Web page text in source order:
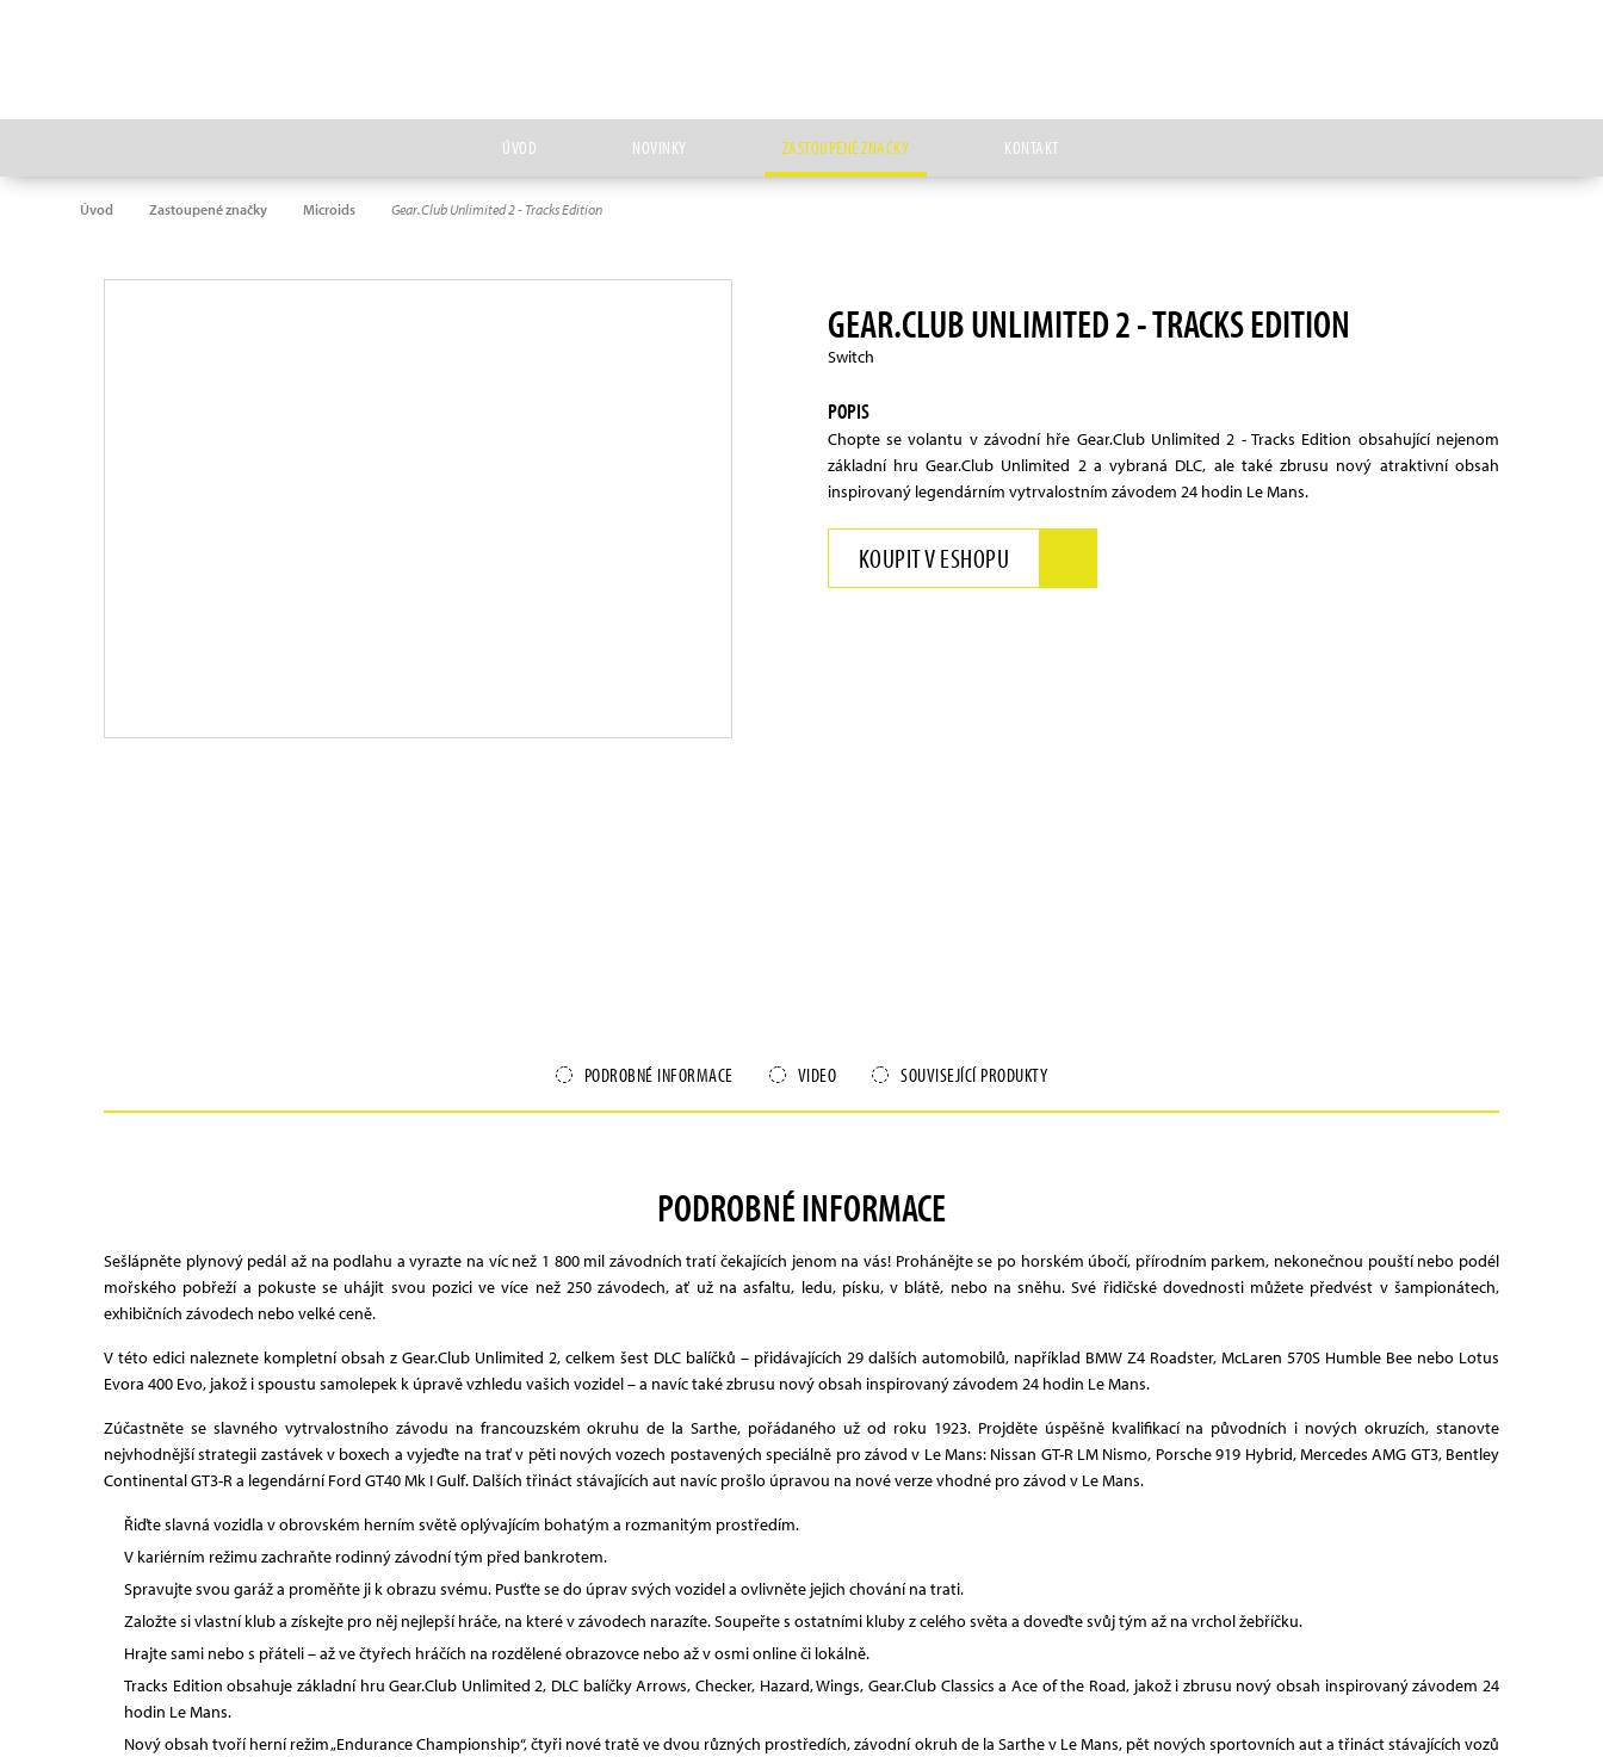
ÚVOD NOVINKY ZASTOUPENÉ ZNAČKY KONTAKT
Úvod Zastoupené značky Microids Gear.Club Unlimited 2 - Tracks Edition
GEAR.CLUB UNLIMITED 2 - TRACKS EDITION
Switch
POPIS
Chopte se volantu v závodní hře Gear.Club Unlimited 2 - Tracks Edition obsahující nejenom
základní hru Gear.Club Unlimited 2 a vybraná DLC, ale také zbrusu nový atraktivní obsah
inspirovaný legendárním vytrvalostním závodem 24 hodin Le Mans.
KOUPIT V ESHOPU
PODROBNÉ INFORMACE VIDEO SOUVISEJÍCÍ PRODUKTY
PODROBNÉ INFORMACE
Sešlápněte plynový pedál až na podlahu a vyrazte na víc než 1 800 mil závodních tratí čekajících jenom na vás! Prohánějte se po horském úbočí, přírodním parkem, nekonečnou pouští nebo podél
mořského pobřeží a pokuste se uhájit svou pozici ve více než 250 závodech, ať už na asfaltu, ledu, písku, v blátě, nebo na sněhu. Své řidičské dovednosti můžete předvést v šampionátech,
exhibičních závodech nebo velké ceně.
V této edici naleznete kompletní obsah z Gear.Club Unlimited 2, celkem šest DLC balíčků – přidávajících 29 dalších automobilů, například BMW Z4 Roadster, McLaren 570S Humble Bee nebo Lotus
Evora 400 Evo, jakož i spoustu samolepek k úpravě vzhledu vašich vozidel – a navíc také zbrusu nový obsah inspirovaný závodem 24 hodin Le Mans.
Zúčastněte se slavného vytrvalostního závodu na francouzském okruhu de la Sarthe, pořádaného už od roku 1923. Projděte úspěšně kvalifikací na původních i nových okruzích, stanovte
nejvhodnější strategii zastávek v boxech a vyjeďte na trať v pěti nových vozech postavených speciálně pro závod v Le Mans: Nissan GT-R LM Nismo, Porsche 919 Hybrid, Mercedes AMG GT3, Bentley
Continental GT3-R a legendární Ford GT40 Mk I Gulf. Dalších třináct stávajících aut navíc prošlo úpravou na nové verze vhodné pro závod v Le Mans.
Řiďte slavná vozidla v obrovském herním světě oplývajícím bohatým a rozmanitým prostředím.
V kariérním režimu zachraňte rodinný závodní tým před bankrotem.
Spravujte svou garáž a proměňte ji k obrazu svému. Pusťte se do úprav svých vozidel a ovlivněte jejich chování na trati.
Založte si vlastní klub a získejte pro něj nejlepší hráče, na které v závodech narazíte. Soupeřte s ostatními kluby z celého světa a doveďte svůj tým až na vrchol žebříčku.
Hrajte sami nebo s přáteli – až ve čtyřech hráčích na rozdělené obrazovce nebo až v osmi online či lokálně.
Tracks Edition obsahuje základní hru Gear.Club Unlimited 2, DLC balíčky Arrows, Checker, Hazard, Wings, Gear.Club Classics a Ace of the Road, jakož i zbrusu nový obsah inspirovaný závodem 24
hodin Le Mans.
Nový obsah tvoří herní režim „Endurance Championship“, čtyři nové tratě ve dvou různých prostředích, závodní okruh de la Sarthe v Le Mans, pět nových sportovních aut a třináct stávajících vozů